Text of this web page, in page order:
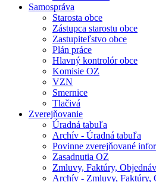
Samospráva
Starosta obce
Zástupca starostu obce
Zastupiteľstvo obce
Plán práce
Hlavný kontrolór obce
Komisie OZ
VZN
Smernice
Tlačivá
Zverejňovanie
Úradná tabuľa
Archív - Úradná tabuľa
Povinne zverejňované
Zasadnutia OZ
Zmluvy, Faktúry,
Archív - Zmluvy, Faktúry,